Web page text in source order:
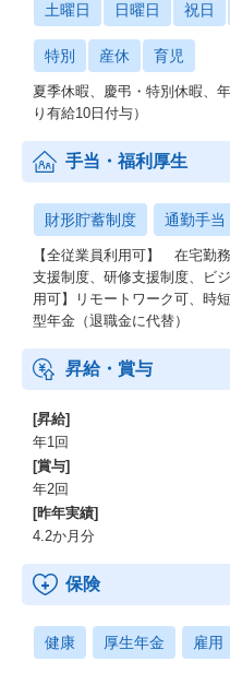
土曜日 日曜日 祝日
特別 産休 育児
夏季休暇、慶弔・特別休暇、
り有給10日付与）
手当・福利厚生
財形貯蓄制度 通勤手当
【全従業員利用可】 在宅勤
支援制度、研修支援制度、ビ
用可】リモートワーク可、時
型年金（退職金に代替）
昇給・賞与
[昇給]
年1回
[賞与]
年2回
[昨年実績]
4.2か月分
保険
健康 厚生年金 雇用